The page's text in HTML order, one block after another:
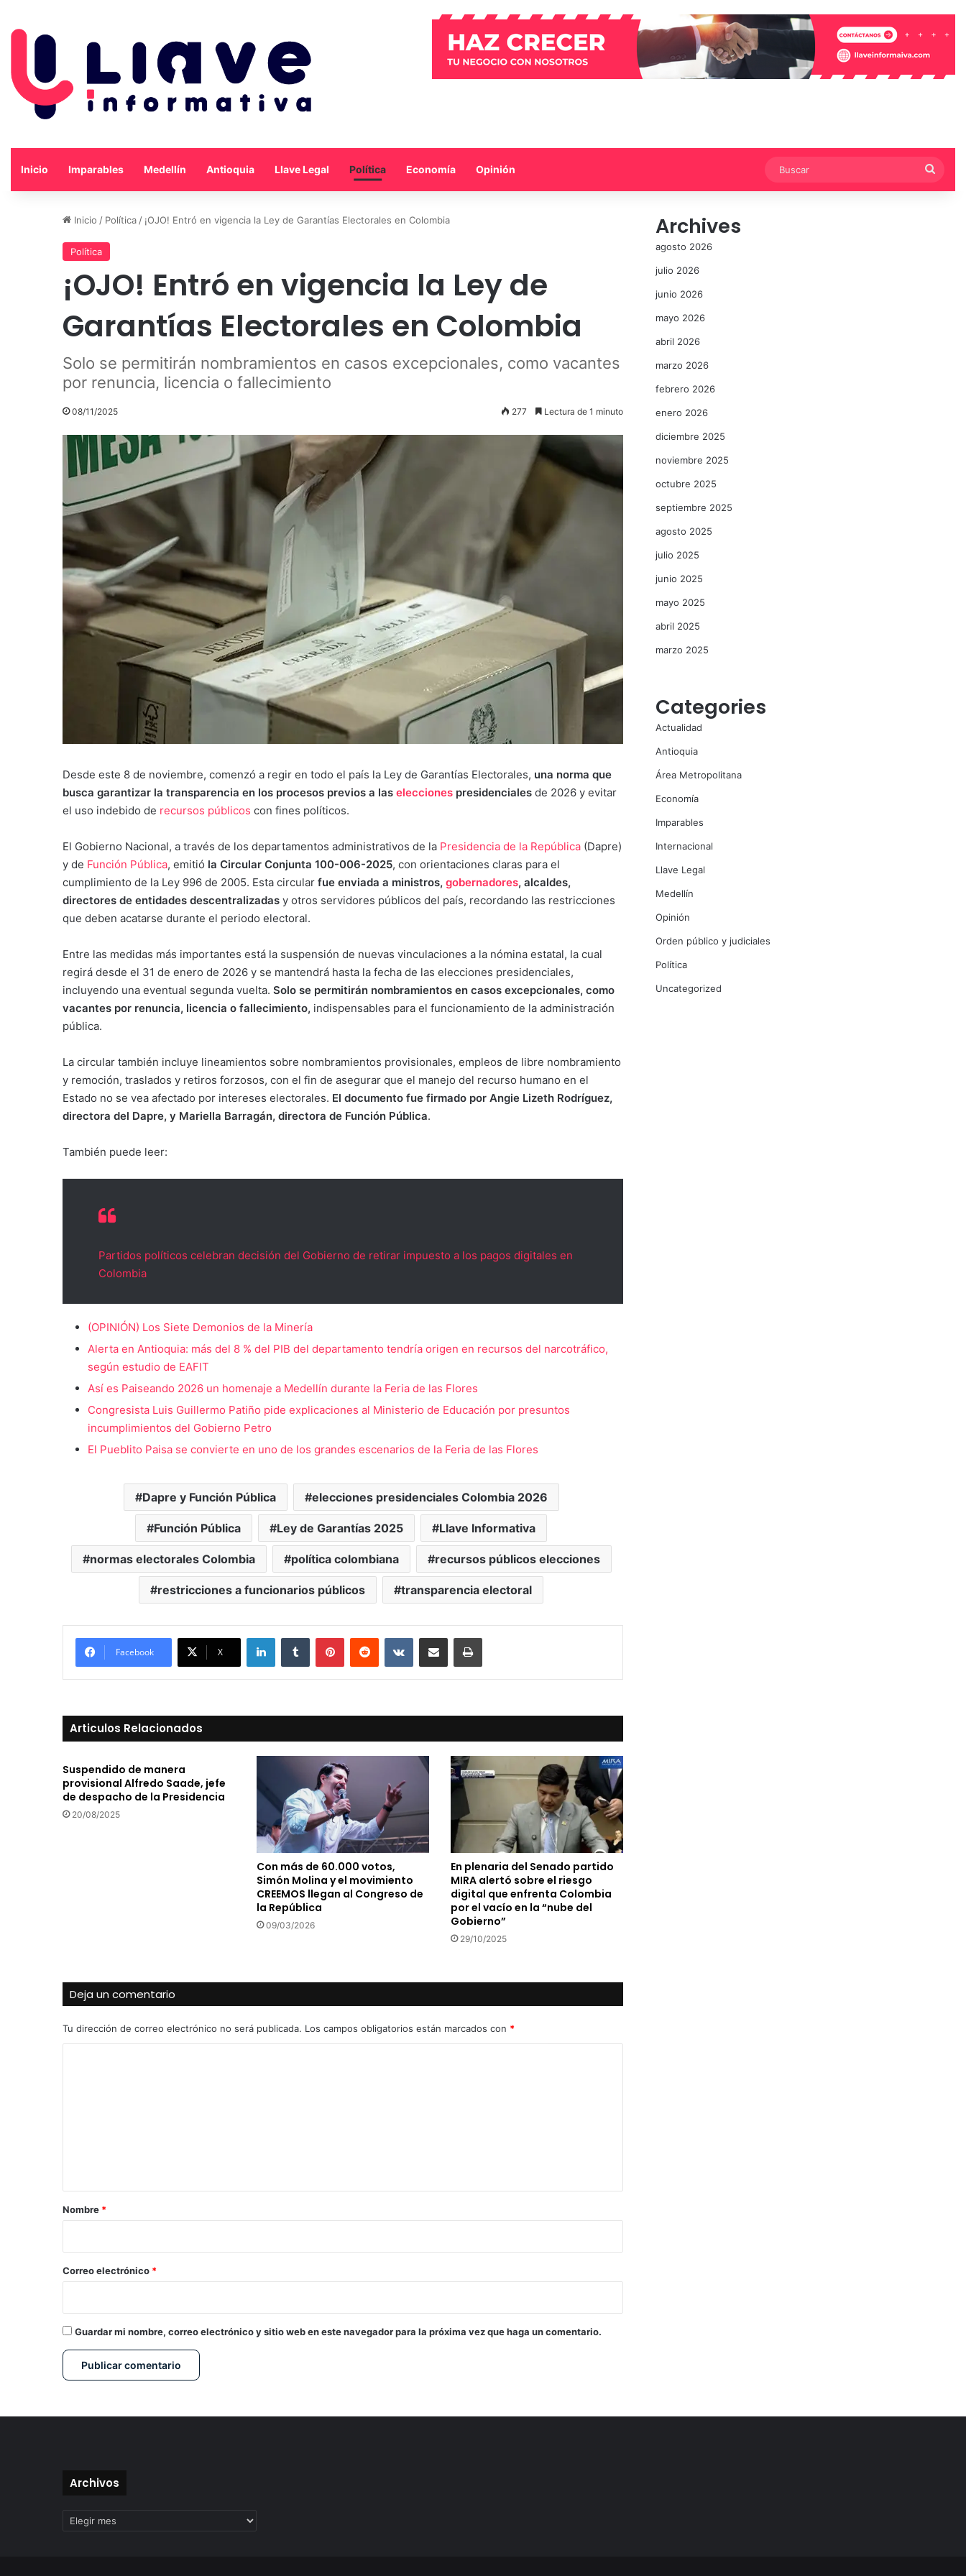
Inicio Imparables Medellín Antioquia Llave Legal Política Economía Opinión
Inicio / Política / ¡OJO! Entró en vigencia la Ley de Garantías Electorales en Colombia
Política
¡OJO! Entró en vigencia la Ley de
Garantías Electorales en Colombia
Solo se permitirán nombramientos en casos excepcionales, como vacantes
por renuncia, licencia o fallecimiento
08/11/2025 277 Lectura de 1 minuto
Desde este 8 de noviembre, comenzó a regir en todo el país la Ley de Garantías Electorales, una norma que
busca garantizar la transparencia en los procesos previos a las elecciones presidenciales de 2026 y evitar
el uso indebido de recursos públicos con fines políticos.
El Gobierno Nacional, a través de los departamentos administrativos de la Presidencia de la República (Dapre)
y de Función Pública, emitió la Circular Conjunta 100-006-2025, con orientaciones claras para el
cumplimiento de la Ley 996 de 2005. Esta circular fue enviada a ministros, gobernadores, alcaldes,
directores de entidades descentralizadas y otros servidores públicos del país, recordando las restricciones
que deben acatarse durante el periodo electoral.
Entre las medidas más importantes está la suspensión de nuevas vinculaciones a la nómina estatal, la cual
regirá desde el 31 de enero de 2026 y se mantendrá hasta la fecha de las elecciones presidenciales,
incluyendo una eventual segunda vuelta. Solo se permitirán nombramientos en casos excepcionales, como
vacantes por renuncia, licencia o fallecimiento, indispensables para el funcionamiento de la administración
pública.
La circular también incluye lineamientos sobre nombramientos provisionales, empleos de libre nombramiento
y remoción, traslados y retiros forzosos, con el fin de asegurar que el manejo del recurso humano en el
Estado no se vea afectado por intereses electorales. El documento fue firmado por Angie Lizeth Rodríguez,
directora del Dapre, y Mariella Barragán, directora de Función Pública.
También puede leer:
Partidos políticos celebran decisión del Gobierno de retirar impuesto a los pagos digitales en
Colombia
(OPINIÓN) Los Siete Demonios de la Minería
Alerta en Antioquia: más del 8 % del PIB del departamento tendría origen en recursos del narcotráfico,
según estudio de EAFIT
Así es Paiseando 2026 un homenaje a Medellín durante la Feria de las Flores
Congresista Luis Guillermo Patiño pide explicaciones al Ministerio de Educación por presuntos
incumplimientos del Gobierno Petro
El Pueblito Paisa se convierte en uno de los grandes escenarios de la Feria de las Flores
Dapre y Función Pública elecciones presidenciales Colombia 2026
Función Pública Ley de Garantías 2025 Llave Informativa
normas electorales Colombia política colombiana recursos públicos elecciones
restricciones a funcionarios públicos transparencia electoral
Facebook X
LinkedInTumblr PinterestReddit VKontakte
Compartir vía Mail Print
Articulos Relacionados
Suspendido de manera
provisional Alfredo Saade, jefe
de despacho de la Presidencia
20/08/2025
Con más de 60.000 votos,
Simón Molina y el movimiento
CREEMOS llegan al Congreso de
la República
09/03/2026
En plenaria del Senado partido
MIRA alertó sobre el riesgo
digital que enfrenta Colombia
por el vacío en la “nube del
Gobierno”
29/10/2025
Deja un comentario
Tu dirección de correo electrónico no será publicada. Los campos obligatorios están marcados con *
r
*
Nombre *
Correo electrónico *
Guardar mi nombre, correo electrónico y sitio web en este navegador para la próxima vez que haga un comentario.
Archives
agosto 2026
julio 2026
junio 2026
mayo 2026
abril 2026
marzo 2026
febrero 2026
enero 2026
diciembre 2025
noviembre 2025
octubre 2025
septiembre 2025
agosto 2025
julio 2025
junio 2025
mayo 2025
abril 2025
marzo 2025
Categories
Actualidad
Antioquia
Área Metropolitana
Economía
Imparables
Internacional
Llave Legal
Medellín
Opinión
Orden público y judiciales
Política
Uncategorized
Archivos